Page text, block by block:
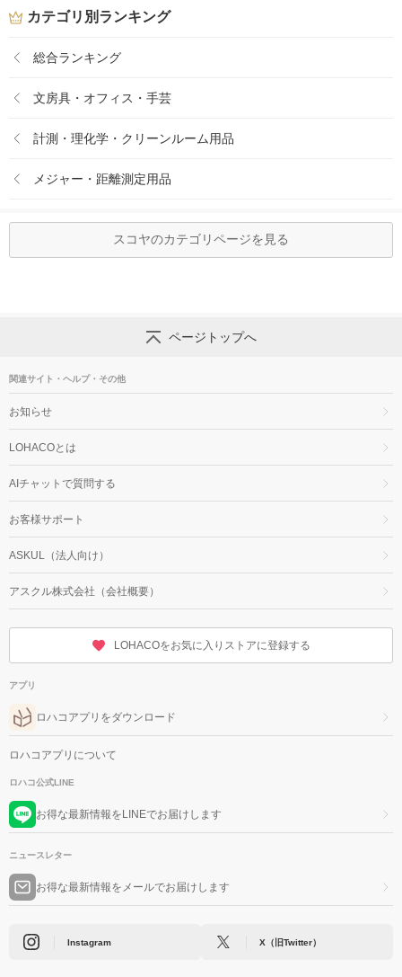
カテゴリ別ランキング
総合ランキング
文房具・オフィス・手芸
計測・理化学・クリーンルーム用品
メジャー・距離測定用品
スコヤのカテゴリページを見る
ページトップへ
関連サイト・ヘルプ・その他
お知らせ
LOHACOとは
AIチャットで質問する
お客様サポート
ASKUL（法人向け）
アスクル株式会社（会社概要）
LOHACOをお気に入りストアに登録する
アプリ
ロハコアプリをダウンロード
ロハコアプリについて
ロハコ公式LINE
お得な最新情報をLINEでお届けします
ニュースレター
お得な最新情報をメールでお届けします
Instagram X（旧Twitter）